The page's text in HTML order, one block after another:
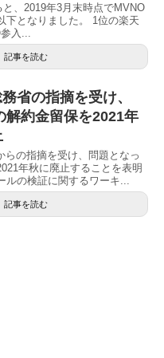
、2019年3月末時点でMVNO
下となりました。 1位の楽天
入...
記事を読む
省の指摘を受け、
解約金留保を2021年
らの指摘を受け、問題となっ
年秋に廃止することを表明
ルの検証に関するワーキ...
記事を読む